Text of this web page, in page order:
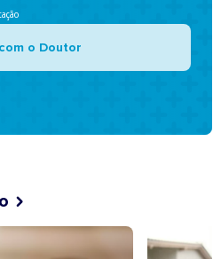
o Doutor